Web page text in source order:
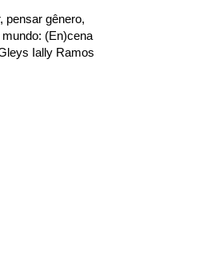
pensar gênero,
(En)cena
Ially Ramos